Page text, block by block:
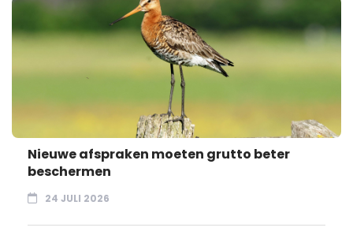
Nieuwe afspraken moeten grutto beter
beschermen
24 JULI 2026